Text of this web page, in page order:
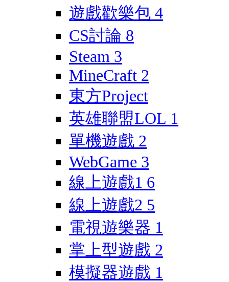
遊戲歡樂包 4
CS討論 8
Steam 3
MineCraft 2
東方Project
英雄聯盟LOL 1
單機遊戲 2
WebGame 3
線上遊戲1 6
線上遊戲2 5
電視遊樂器 1
掌上型遊戲 2
模擬器遊戲 1